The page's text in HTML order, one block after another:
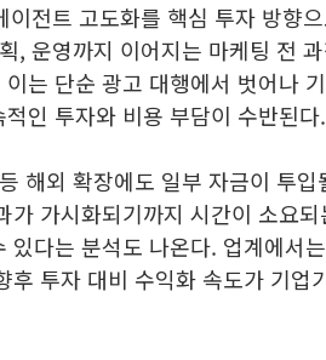
이전트 고도화를 핵심 투자 방향
, 운영까지 이어지는 마케팅 전
는 단순 광고 대행에서 벗어나
인 투자와 비용 부담이 수반된다.
해외 확장에도 일부 자금이 투
가 가시화되기까지 시간이 소요
있다는 분석도 나온다. 업계에서
후 투자 대비 수익화 속도가 기업